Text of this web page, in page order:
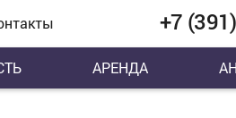
+7
АРЕНДА